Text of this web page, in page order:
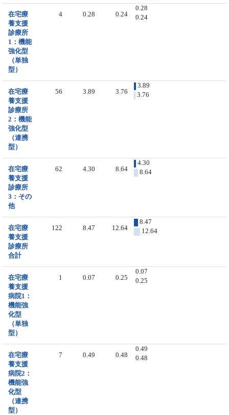
在宅療
養支援
診療所
1：機能
強化型
（単独
型）
4 0.28 0.24
0.28
0.24
在宅療
養支援
診療所
2：機能
強化型
（連携
型）
56 3.89 3.76
3.89
3.76
在宅療
養支援
診療所
3：その
他
62 4.30 8.64
4.30
8.64
在宅療
養支援
診療所
合計
122 8.47 12.64
8.47
12.64
在宅療
養支援
病院1：
機能強
化型
（単独
型）
1 0.07 0.25
0.07
0.25
在宅療
養支援
病院2：
機能強
化型
（連携
型）
7 0.49 0.48
0.49
0.48